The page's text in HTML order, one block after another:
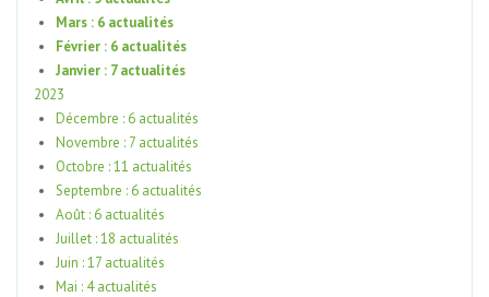
Mars : 6 actualités
Février : 6 actualités
Janvier : 7 actualités
2023
Décembre : 6 actualités
Novembre : 7 actualités
Octobre : 11 actualités
Septembre : 6 actualités
Août : 6 actualités
Juillet : 18 actualités
Juin : 17 actualités
Mai : 4 actualités